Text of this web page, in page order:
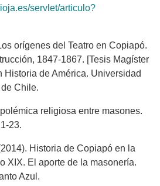
servlet/articulo?
orígenes del Teatro en Copiapó.
1847-1867. [Tesis Magíster
Historia de América. Universidad
Chile.
religiosa entre masones.
23.
Historia de Copiapó en la
XIX. El aporte de la masonería.
Azul.